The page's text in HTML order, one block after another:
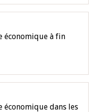
économique à fin
économique dans les